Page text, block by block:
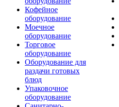
Кофейное
оборудование
Моечное
оборудование
Торговое
оборудование
Оборудование для
раздачи готовых
блюд
Упаковочное
оборудование